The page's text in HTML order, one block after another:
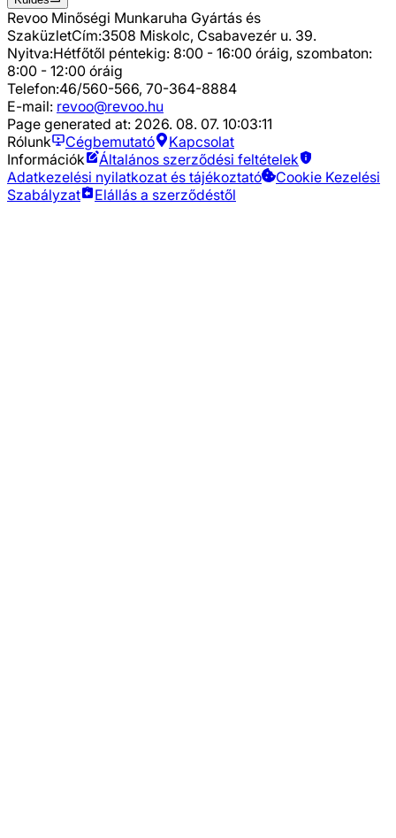
Revoo Minőségi Munkaruha Gyártás és
SzaküzletCím:3508 Miskolc, Csabavezér u. 39.
Nyitva:Hétfőtől péntekig: 8:00 - 16:00 óráig, szombaton:
8:00 - 12:00 óráig
Telefon:46/560-566, 70-364-8884
E-mail: revoo@revoo.hu
Page generated at: 2026. 08. 07. 10:03:11
Rólunk
Cégbemutató
Kapcsolat
Információk
Általános szerződési feltételek
Adatkezelési nyilatkozat és tájékoztató
Cookie Kezelési
Szabályzat
Elállás a szerződéstől